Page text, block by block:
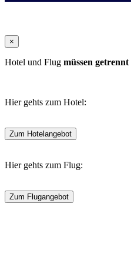
×
Hotel und Flug müssen getrennt
Hier gehts zum Hotel:
Zum Hotelangebot
Hier gehts zum Flug:
Zum Flugangebot